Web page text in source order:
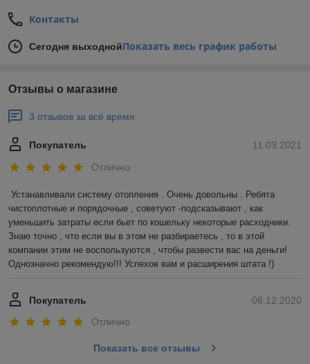
Контакты
Сегодня выходнойПоказать весь график работы
Отзывы о магазине
3 отзывов за всё время
11.03.2021
Покупатель
Отлично
Устанавливали систему отопления . Очень довольны . Ребята
чистоплотные и порядочные , советуют -подсказывают , как
уменьшить затраты если бьет по кошельку некоторые расходники.
Знаю точно , что если вы в этом не разбираетесь , то в этой
компании этим не воспользуются , чтобы развести вас на деньги!
Однозначно рекомендую!!! Успехов вам и расширения штата !)
08.12.2020
Покупатель
Отлично
Показать все отзывы